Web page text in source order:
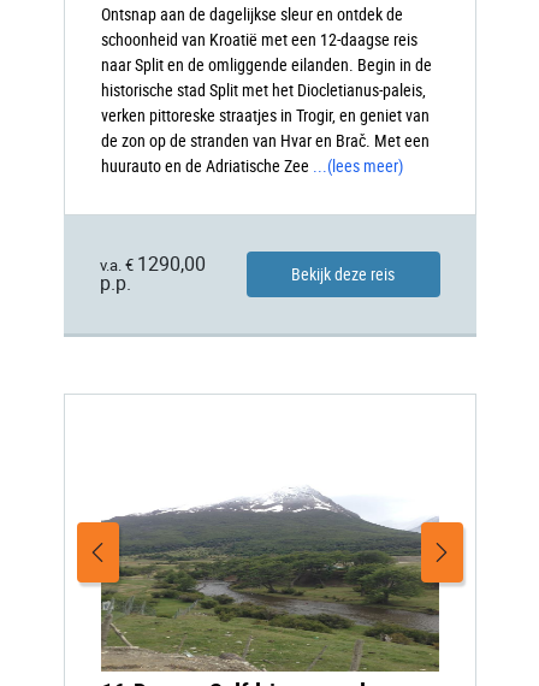
Ontsnap aan de dagelijkse sleur en ontdek de
schoonheid van Kroatië met een 12-daagse reis
naar Split en de omliggende eilanden. Begin in de
historische stad Split met het Diocletianus-paleis,
verken pittoreske straatjes in Trogir, en geniet van
de zon op de stranden van Hvar en Brač. Met een
huurauto en de Adriatische Zee ...(lees meer)
v.a. € 1290,00
p.p.
Bekijk deze reis